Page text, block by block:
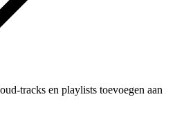
tracks en playlists toevoegen aan